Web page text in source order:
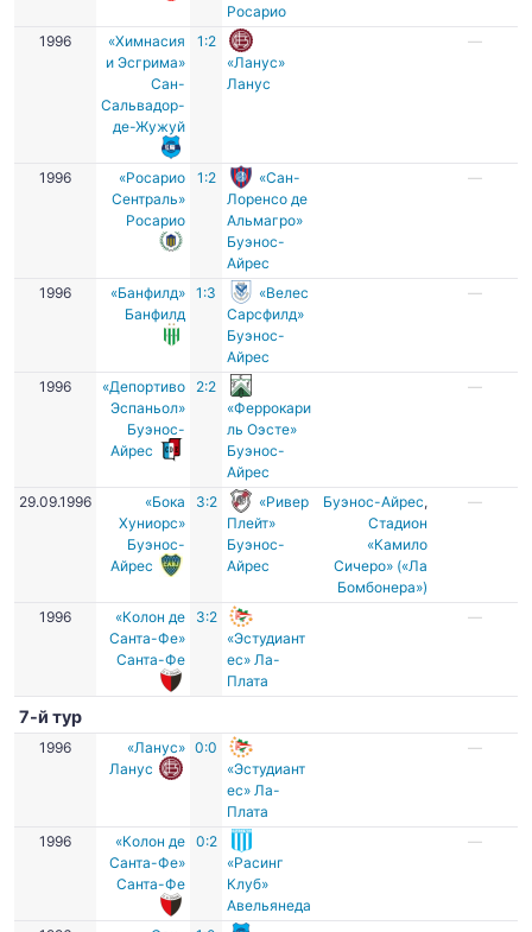
Росарио
1996
«Химнасия
и Эсгрима»
Сан-
Сальвадор-
де-Жужуй
1:2
«Ланус»
Ланус
—
1996
«Росарио
Сентраль»
Росарио
1:2
«Сан-
Лоренсо де
Альмагро»
Буэнос-
Айрес
—
1996
«Банфилд»
Банфилд
1:3
«Велес
Сарсфилд»
Буэнос-
Айрес
—
1996
«Депортиво
Эспаньол»
Буэнос-
Айрес
2:2
«Феррокари
ль Оэсте»
Буэнос-
Айрес
—
29.09.1996
«Бока
Хуниорс»
Буэнос-
Айрес
3:2
«Ривер
Плейт»
Буэнос-
Айрес
Буэнос-Айрес,
Стадион
«Камило
Сичеро» («Ла
Бомбонера»)
—
1996
«Колон де
Санта-Фе»
Санта-Фе
3:2
«Эстудиант
ес» Ла-
Плата
—
7-й тур
1996
«Ланус»
Ланус
0:0
«Эстудиант
ес» Ла-
Плата
—
1996
«Колон де
Санта-Фе»
Санта-Фе
0:2
«Расинг
Клуб»
Авельянеда
—